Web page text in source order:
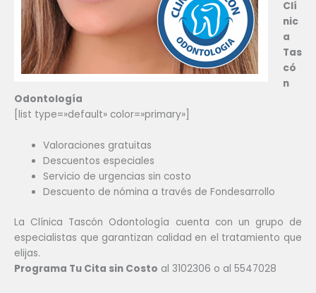
Clí
nic
a
Tas
có
n
Odontología
[list type=»default» color=»primary»]
Valoraciones gratuitas
Descuentos especiales
Servicio de urgencias sin costo
Descuento de nómina a través de Fondesarrollo
La Clínica Tascón Odontología cuenta con un grupo de
especialistas que garantizan calidad en el tratamiento que
elijas.
Programa Tu Cita sin Costo al 3102306 o al 5547028